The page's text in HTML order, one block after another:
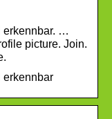
erkennbar. …
picture. Join.
erkennbar